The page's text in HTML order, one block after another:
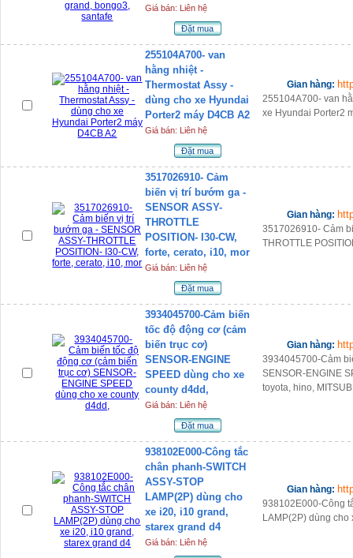
Giá bán: Liên hệ
Đặt mua
255104A700- van
hằng nhiệt -
Thermostat Assy -
dùng cho xe Hyundai
Porter2 máy D4CB A2
Giá bán: Liên hệ
Đặt mua
Gian hàng:
255104A700- van
xe Hyundai Porter2
3517026910- Cảm
biến vị trí bướm ga -
SENSOR ASSY-
THROTTLE
POSITION- I30-CW,
forte, cerato, i10, mor
Giá bán: Liên hệ
Đặt mua
Gian hàng:
3517026910- Cảm
THROTTLE
3934045700-Cảm biến
tốc độ động cơ (cảm
biến trục cơ)
SENSOR-ENGINE
SPEED dùng cho xe
county d4dd,
Giá bán: Liên hệ
Đặt mua
Gian hàng:
3934045700-Cảm
SENSOR-ENGINE
toyota, hino,
938102E000-Công tắc
chân phanh-SWITCH
ASSY-STOP
LAMP(2P) dùng cho
xe i20, i10 grand,
starex grand d4
Giá bán: Liên hệ
Gian hàng:
938102E000-Công
LAMP(2P) dùng